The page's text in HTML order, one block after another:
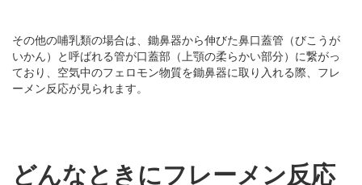
その他の哺乳類の場合は、鋤鼻器から伸びた鼻口蓋管（びこうが
いかん）と呼ばれる管が口蓋部（上顎の柔らかい部分）に繋がっ
ており、空気中のフェロモン物質を鋤鼻器に取り入れる際、フレ
ーメン反応が見られます。
どんなときにフレーメン反応